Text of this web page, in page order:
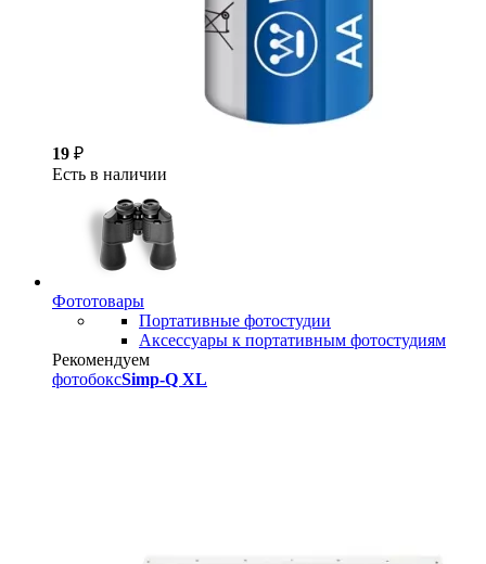
19 ₽
Есть в наличии
Фототовары
Портативные фотостудии
Аксессуары к портативным фотостудиям
Рекомендуем
фотобоксSimp-Q XL